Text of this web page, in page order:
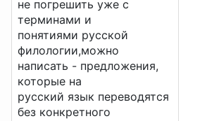
не погрешить уже с
терминами и
понятиями русской
филологии,можно
написать - предложения,
которые на
русский язык переводятся
без конкретного